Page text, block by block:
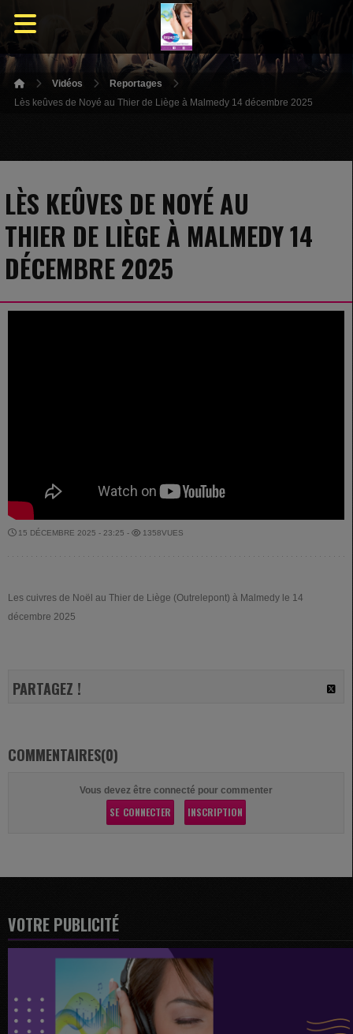
Vidéos
Reportages
Lès keûves de Noyé au Thier de Liège à Malmedy 14 décembre 2025
LÈS KEÛVES DE NOYÉ AU
THIER DE LIÈGE À MALMEDY 14
DÉCEMBRE 2025
15 DÉCEMBRE 2025 - 23:25 - 1358VUES
Les cuivres de Noël au Thier de Liège (Outrelepont) à Malmedy le 14
décembre 2025
PARTAGEZ !
COMMENTAIRES(0)
Vous devez être connecté pour commenter
SE CONNECTER INSCRIPTION
VOTRE PUBLICITÉ